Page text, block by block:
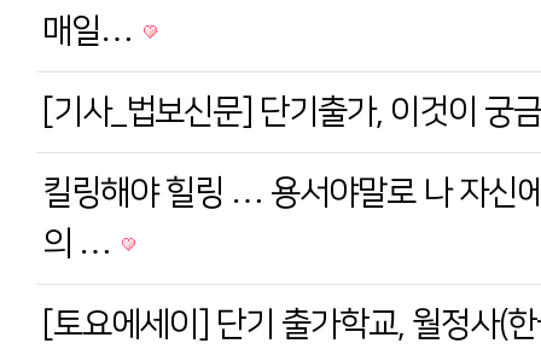
매일…
[기사_법보신문] 단기출가, 이것이 궁
킬링해야 힐링 … 용서야말로 나 자신
의 …
[토요에세이] 단기 출가학교, 월정사(